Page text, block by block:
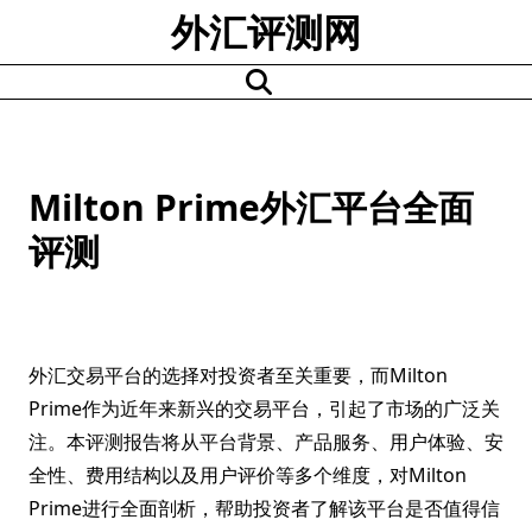
content
外汇评测网
Milton Prime外汇平台全面
评测
外汇交易平台的选择对投资者至关重要，而Milton
Prime作为近年来新兴的交易平台，引起了市场的广泛关
注。本评测报告将从平台背景、产品服务、用户体验、安
全性、费用结构以及用户评价等多个维度，对Milton
Prime进行全面剖析，帮助投资者了解该平台是否值得信